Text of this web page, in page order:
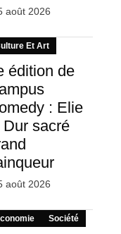
août 2026
Et Art
édition de
: Elie
Dur sacré
août 2026
Société